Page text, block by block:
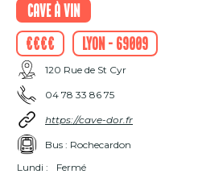
Cave à vin
€€€€
Lyon - 69009
120 Rue de St Cyr
04 78 33 86 75
https://cave-dor.fr
Bus : Rochecardon
Lundi :
Fermé